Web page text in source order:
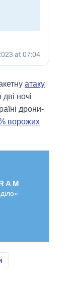
атаку
ночі
дрони-
ворожих